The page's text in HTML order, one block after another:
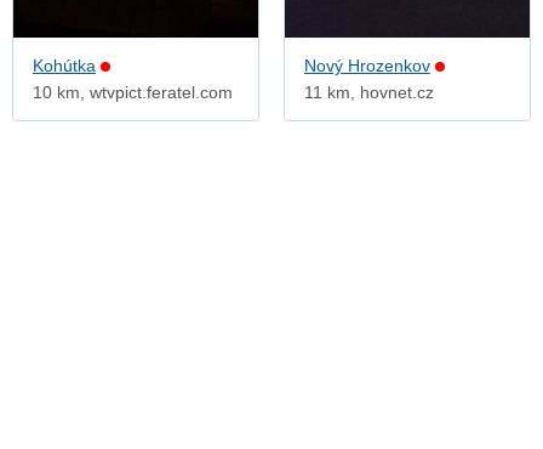
Kohútka
10 km, wtvpict.feratel.com
Nový Hrozenkov
11 km, hovnet.cz